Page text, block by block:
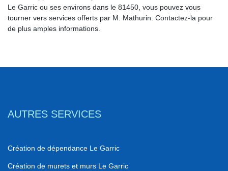
Le Garric ou ses environs dans le 81450, vous pouvez vous
tourner vers services offerts par M. Mathurin. Contactez-la pour
de plus amples informations.
AUTRES SERVICES
Création de dépendance Le Garric
Création de murets et murs Le Garric